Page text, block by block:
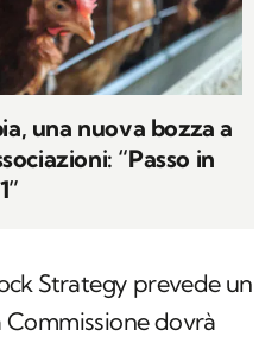
una nuova bozza a
“Passo in
Strategy prevede un
dovrà